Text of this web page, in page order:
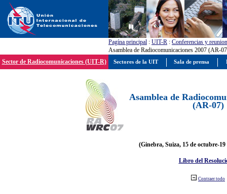
Pagína principal : UIT-R : Conferencias y
Asamblea de Radiocomunicaciones 2007 (AR-
Sector de Radiocomunicaciones (UIT-R)
Asamblea de
(AR-07)
(Ginebra, Suiza, 15 de octubre-19
Libro del
Contraer todo
Sectores de la UIT Sala de prensa